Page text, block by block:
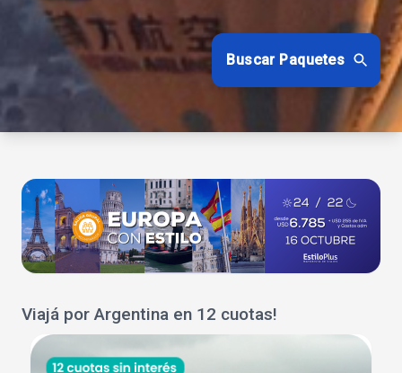
Buscar Paquetes
Viajá por Argentina en 12 cuotas!